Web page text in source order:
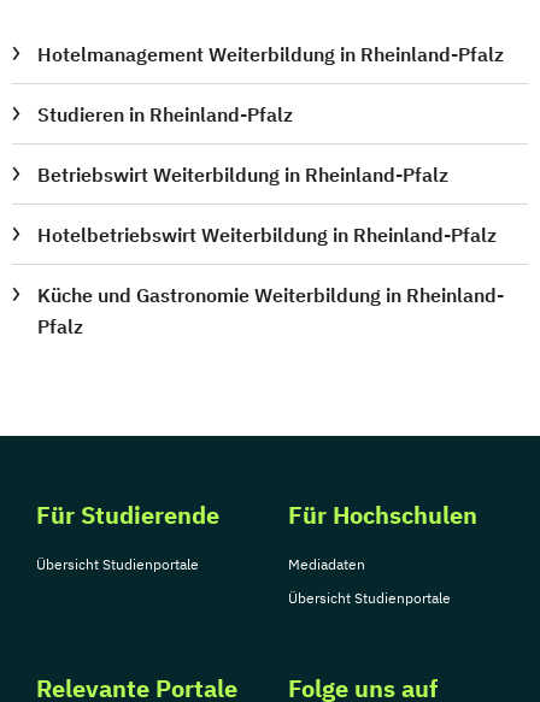
Hotelmanagement Weiterbildung in Rheinland-Pfalz
Studieren in Rheinland-Pfalz
Betriebswirt Weiterbildung in Rheinland-Pfalz
Hotelbetriebswirt Weiterbildung in Rheinland-Pfalz
Küche und Gastronomie Weiterbildung in Rheinland-
Pfalz
Für Studierende
Übersicht Studienportale
Für Hochschulen
Mediadaten
Übersicht Studienportale
Relevante Portale Folge uns auf